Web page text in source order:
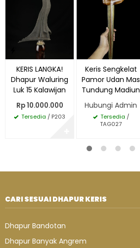
KERIS LANGKA!
Dhapur Waluring
Luk 15 Kalawijan
Rp 10.000.000
Tersedia / P203
Keris Sengkelat
Pamor Udan Mas
Tundung Madiun
Hubungi Admin
Tersedia /
TAG027
CARI SESUAI DHAPUR KERIS
Dhapur Bandotan
Dhapur Banyak Angrem